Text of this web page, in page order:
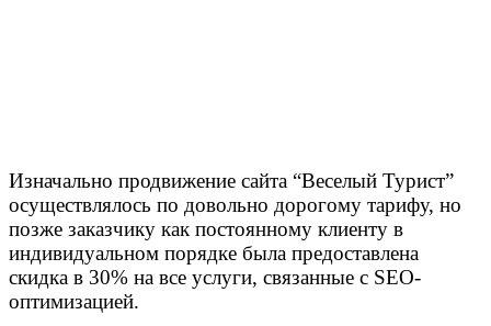
Изначально продвижение сайта “Веселый Турист”
осуществлялось по довольно дорогому тарифу, но
позже заказчику как постоянному клиенту в
индивидуальном порядке была предоставлена
скидка в 30% на все услуги, связанные с SEO-
оптимизацией.